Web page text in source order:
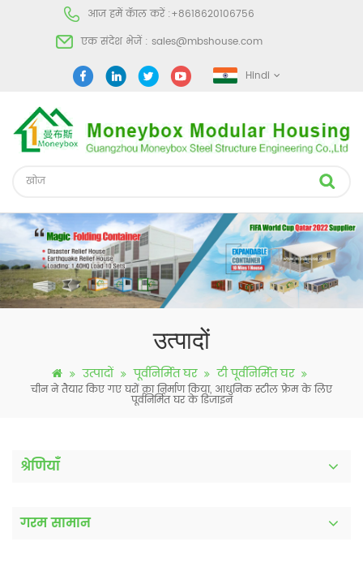
आज हमें कॅाल करें :+8618620106756
एक संदेश भेजें : sales@mbshouse.com
Hindi
उत्पादों
उत्पादों पूर्वनिर्मित घर टी पूर्वनिर्मित घर
चीन ने तैयार किए गए घरों का निर्माण किया, आधुनिक स्टील फ्रेम के लिए
पूर्वनिर्मित घर के डिजाइन
श्रेणियाँ
गरम सामान